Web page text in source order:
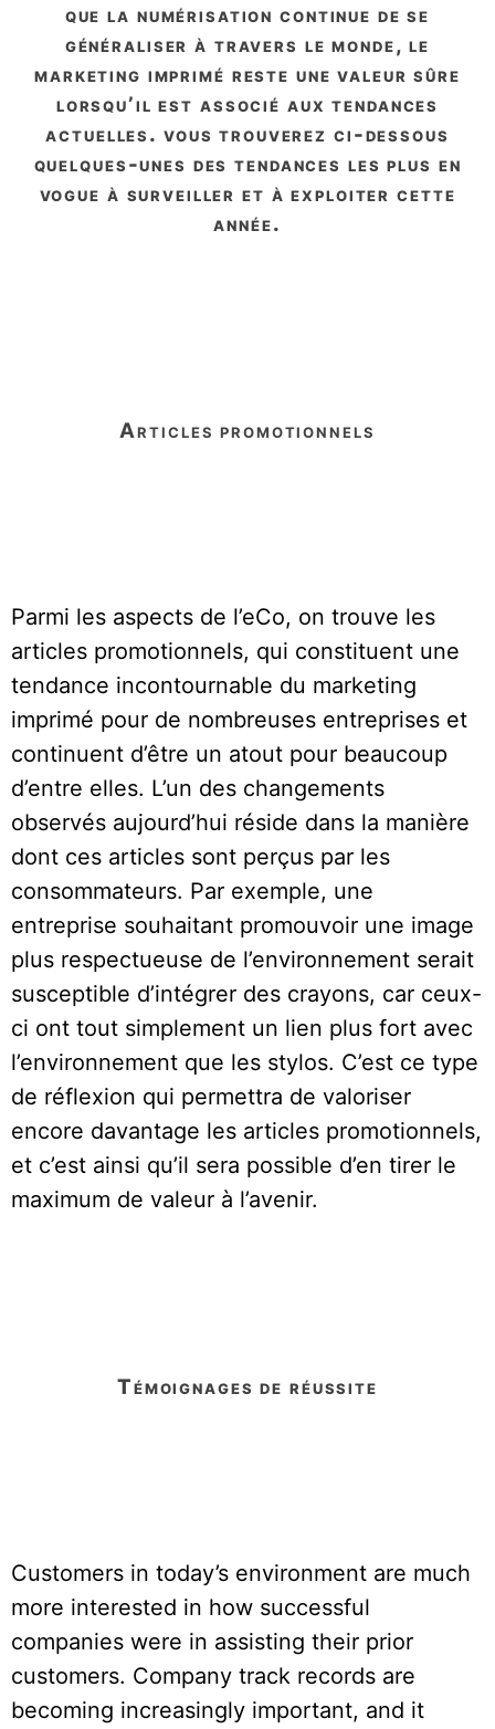
que la numérisation continue de se
généraliser à travers le monde, le
marketing imprimé reste une valeur sûre
lorsqu’il est associé aux tendances
actuelles. vous trouverez ci-dessous
quelques-unes des tendances les plus en
vogue à surveiller et à exploiter cette
année.
articles promotionnels
Parmi les aspects de l’eCo, on trouve les
articles promotionnels, qui constituent une
tendance incontournable du marketing
imprimé pour de nombreuses entreprises et
continuent d’être un atout pour beaucoup
d’entre elles. L’un des changements
observés aujourd’hui réside dans la manière
dont ces articles sont perçus par les
consommateurs. Par exemple, une
entreprise souhaitant promouvoir une image
plus respectueuse de l’environnement serait
susceptible d’intégrer des crayons, car ceux-
ci ont tout simplement un lien plus fort avec
l’environnement que les stylos. C’est ce type
de réflexion qui permettra de valoriser
encore davantage les articles promotionnels,
et c’est ainsi qu’il sera possible d’en tirer le
maximum de valeur à l’avenir.
témoignages de réussite
Customers in today’s environment are much
more interested in how successful
companies were in assisting their prior
customers. Company track records are
becoming increasingly important, and it